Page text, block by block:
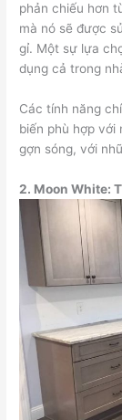
phản chiếu hơn
mà nó sẽ được
gỉ. Một sự lựa
dụng cả trong
Các tính năng
biến phù hợp với
gợn sóng, với
2. Moon White: